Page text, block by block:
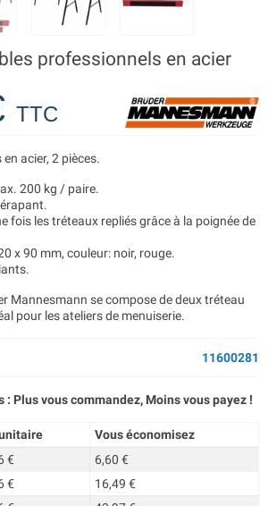
professionnels en acier
TTC
acier, 2 pièces.
200 kg / paire.
fois les tréteaux repliés grâce à la poignée de
x 90 mm, couleur: noir, rouge.
Mannesmann se compose de deux tréteau
pour les ateliers de menuiserie.
11600281
Plus vous commandez, Moins vous payez !
Vous économisez
€
6,60 €
€
16,49 €